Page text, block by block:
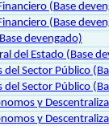
(Base
(Base
devengado)
del Estado (Base
Sector Público
del Sector Público
y
y